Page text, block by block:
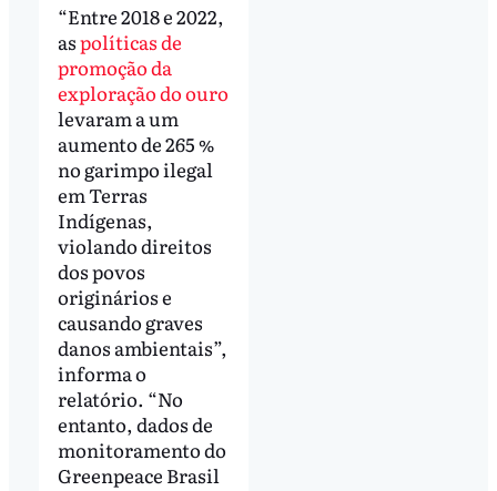
“Entre 2018 e 2022,
aspolíticas de
promoção da
exploração do ouro
levaram a um
aumento de 265 %
no garimpo ilegal
em Terras
Indígenas,
violando direitos
dos povos
originários e
causando graves
danos ambientais”,
informa o
relatório. “No
entanto, dados de
monitoramento do
Greenpeace Brasil